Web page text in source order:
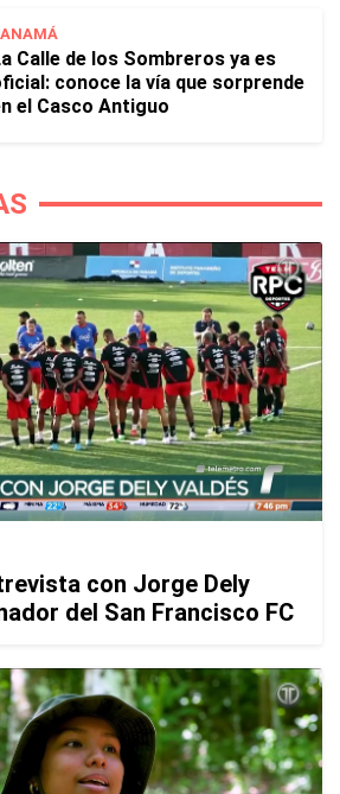
Calle de los Sombreros ya es
conoce la vía que sorprende
el Casco Antiguo
con Jorge Dely
del San Francisco FC